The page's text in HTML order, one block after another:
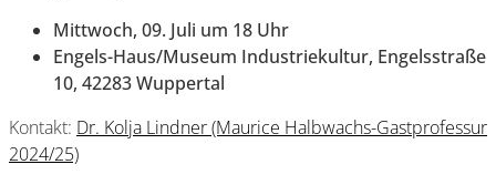
Mittwoch, 09. Juli um 18 Uhr
Engels-Haus/Museum Industriekultur, Engelsstraße
10, 42283 Wuppertal
Kontakt: Dr. Kolja Lindner (Maurice Halbwachs-Gastprofessur
2024/25)